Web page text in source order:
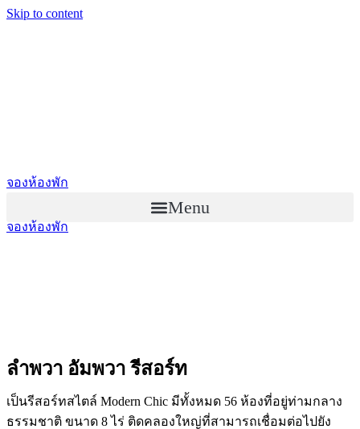
Skip to content
จองห้องพัก
จองห้องพัก
Menu
ลำพวา อัมพวา รีสอร์ท
เป็นรีสอร์ทสไตล์ Modern Chic มีทั้งหมด 56 ห้องที่อยู่ท่ามกลาง
ธรรมชาติ ขนาด 8 ไร่ ติดคลองใหญ่ที่สามารถเชื่อมต่อไปยัง